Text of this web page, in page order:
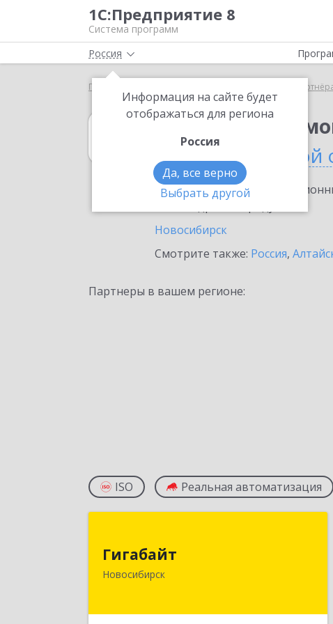
1С:Предприятие 8
Система программ
Россия
Информация на сайте будет
отображаться для региона
Россия
Да, все верно
Выбрать другой
Главная Выбор
1С:Налоговый
в Новосибирской
Ознакомьтесь с
Новосибирск
Смотрите также: Россия,
Партнеры в вашем регионе:
ISO Реальная автоматизация
Гигабайт
Новосибирск
Новосибирск г, Ядринцевская ул, дом